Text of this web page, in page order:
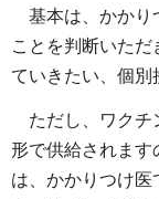
基本は、かかり
ことを判断いた
ていきたい、個別
ただし、ワクチ
形で供給されます
は、かかりつけ